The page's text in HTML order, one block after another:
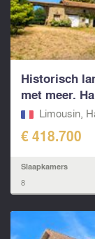
Historisch
met meer.
Limousin,
€ 418.700
Slaapkamers
8